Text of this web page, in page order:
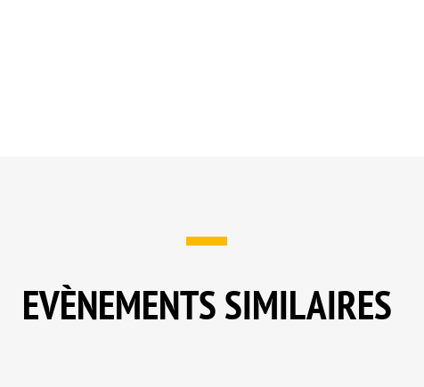
EVÈNEMENTS SIMILAIRES